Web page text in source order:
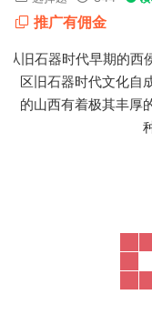
推广有佣金
从旧石器时代早期的西
区旧石器时代文化自
的山西有着极其丰厚